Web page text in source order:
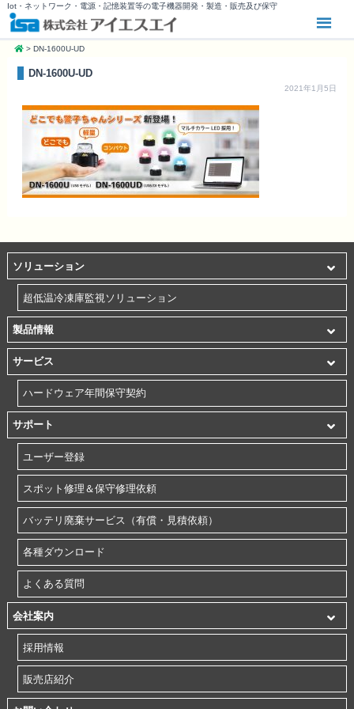
Iot・ネットワーク・電源・記憶装置等の電子機器開発・製造・販売及び保守
> DN-1600U-UD
DN-1600U-UD
2021年1月5日
ソリューション
超低温冷凍庫監視ソリューション
製品情報
サービス
ハードウェア年間保守契約
サポート
ユーザー登録
スポット修理＆保守修理依頼
バッテリ廃棄サービス（有償・見積依頼）
各種ダウンロード
よくある質問
会社案内
採用情報
販売店紹介